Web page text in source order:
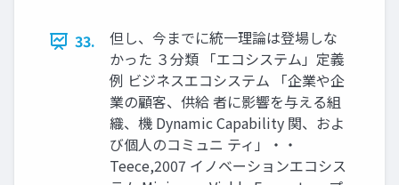
33.
但し、今までに統一理論は登場しな
かった ３分類 「エコシステム」定義
例 ビジネスエコシステム 「企業や企
業の顧客、供給 者に影響を与える組
織、機 Dynamic Capability 関、およ
び個人のコミュニ ティ」・・
Teece,2007 イノベーションエコシス